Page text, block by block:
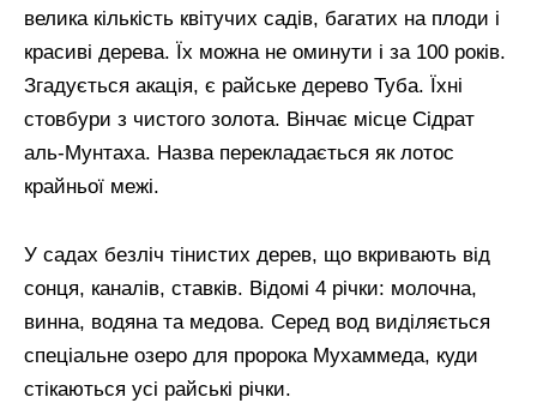
велика кількість квітучих садів, багатих на плоди і
красиві дерева. Їх можна не оминути і за 100 років.
Згадується акація, є райське дерево Туба. Їхні
стовбури з чистого золота. Вінчає місце Сідрат
аль-Мунтаха. Назва перекладається як лотос
крайньої межі.
У садах безліч тінистих дерев, що вкривають від
сонця, каналів, ставків. Відомі 4 річки: молочна,
винна, водяна та медова. Серед вод виділяється
спеціальне озеро для пророка Мухаммеда, куди
стікаються усі райські річки.